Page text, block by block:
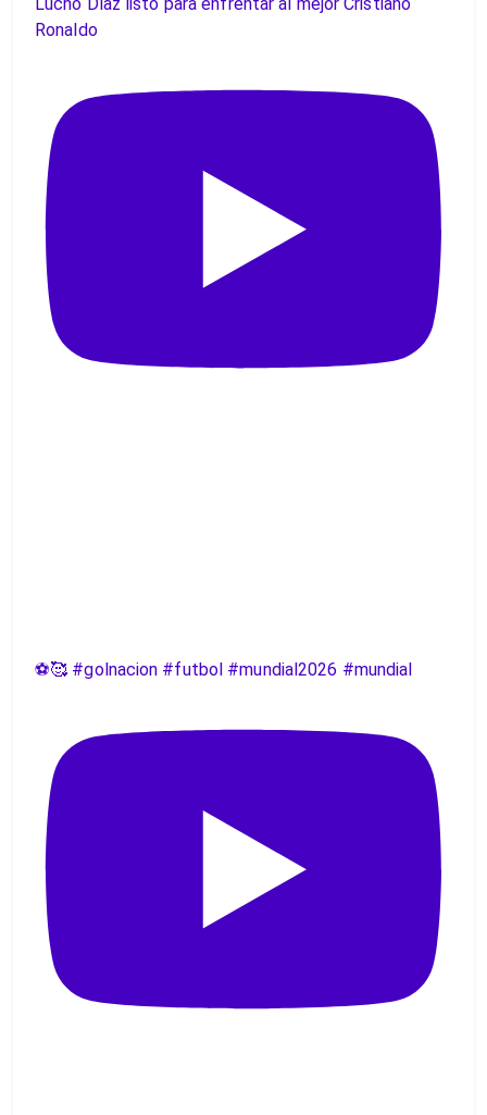
Ronaldo
⚽️🥰 #golnacion #futbol #mundial2026 #mundial